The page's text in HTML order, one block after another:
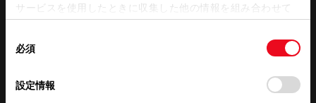
サービスを使用したときに収集した他の情報を組み合わせて
使用することがあります。当ウェブサイトの使用を続行する
デバイスにすべてのCookie(クッキー)が保存されることに同
意したことになります。Cookie(クッキー)のオプトアウト、
必須
設定情報